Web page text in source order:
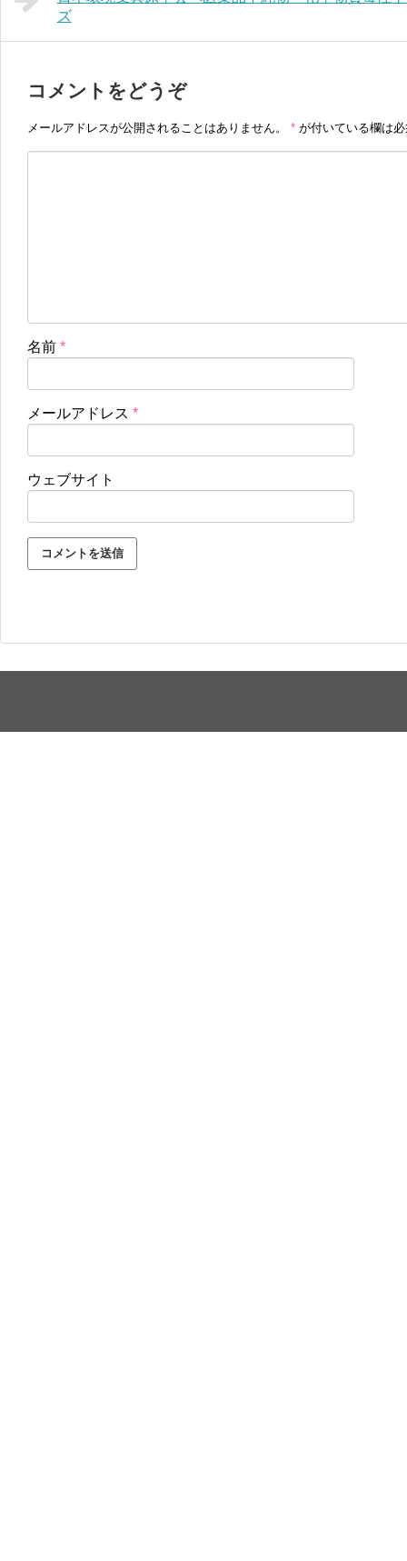
ズ
コメントをどうぞ
メールアドレスが公開されることはありません。 * が付いている欄は
名前 *
メールアドレス *
ウェブサイト